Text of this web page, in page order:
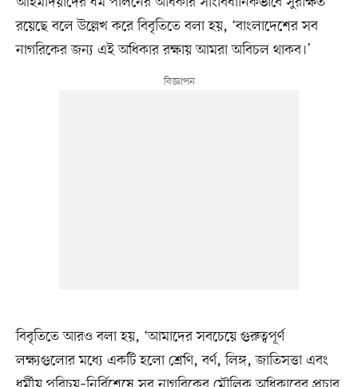
রয়েছে বলে উল্লেখ করে বিবৃতিতে বলা হয়, ‘বাংলাদেশের সব
নাগরিকের জন্য এই অধিকার রক্ষায় আমরা অবিচল থাকব।’
বিবৃতিতে আরও বলা হয়, ‘আমাদের সবচেয়ে গুরুত্বপূর্ণ
লক্ষ্যগুলোর মধ্যে একটি হলো শ্রেণি, বর্ণ, লিঙ্গ, জাতিসত্তা এবং